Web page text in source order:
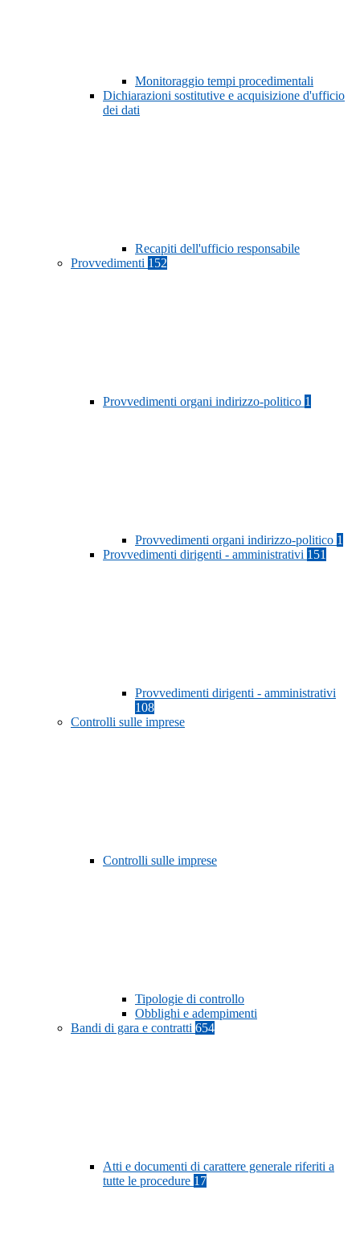
Monitoraggio tempi procedimentali
Dichiarazioni sostitutive e acquisizione d'ufficio
dei dati
Recapiti dell'ufficio responsabile
Provvedimenti 152
Provvedimenti organi indirizzo-politico 1
Provvedimenti organi indirizzo-politico 1
Provvedimenti dirigenti - amministrativi 151
Provvedimenti dirigenti - amministrativi
108
Controlli sulle imprese
Controlli sulle imprese
Tipologie di controllo
Obblighi e adempimenti
Bandi di gara e contratti 654
Atti e documenti di carattere generale riferiti a
tutte le procedure 17